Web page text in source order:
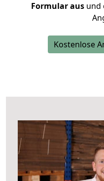
Formular ausund
Kostenlose